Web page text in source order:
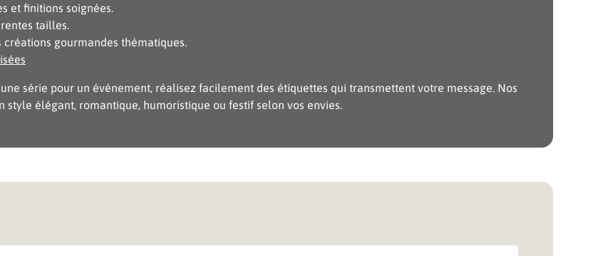
et finitions soignées.
tailles.
créations gourmandes thématiques.
série pour un événement, réalisez facilement des étiquettes qui transmettent votre message. Nos
style élégant, romantique, humoristique ou festif selon vos envies.